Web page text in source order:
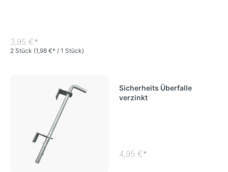
3,95 €*
2 Stück (1,98 €* / 1 Stück)
Sicherheits Überfalle
verzinkt
4,95 €*